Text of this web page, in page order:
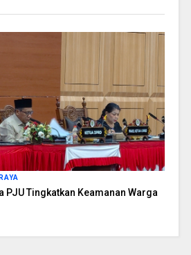
PJU Tingkatkan Keamanan Warga